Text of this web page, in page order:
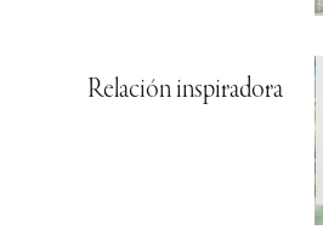
Relación inspiradora